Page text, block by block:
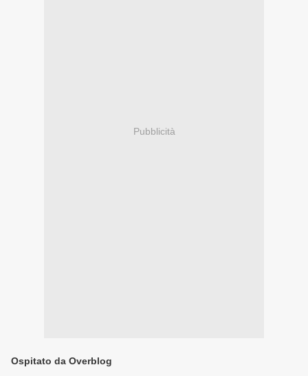
Pubblicità
Ospitato da Overblog